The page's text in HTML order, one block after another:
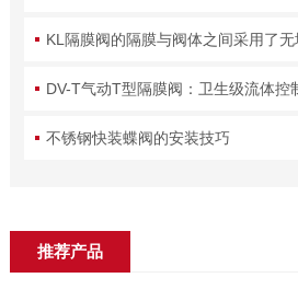
KL隔膜阀的隔膜与阀体之间采用了
DV-T气动T型隔膜阀：卫生级流体控
不锈钢快装蝶阀的安装技巧
推荐产品